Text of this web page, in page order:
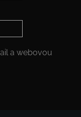
a webovou